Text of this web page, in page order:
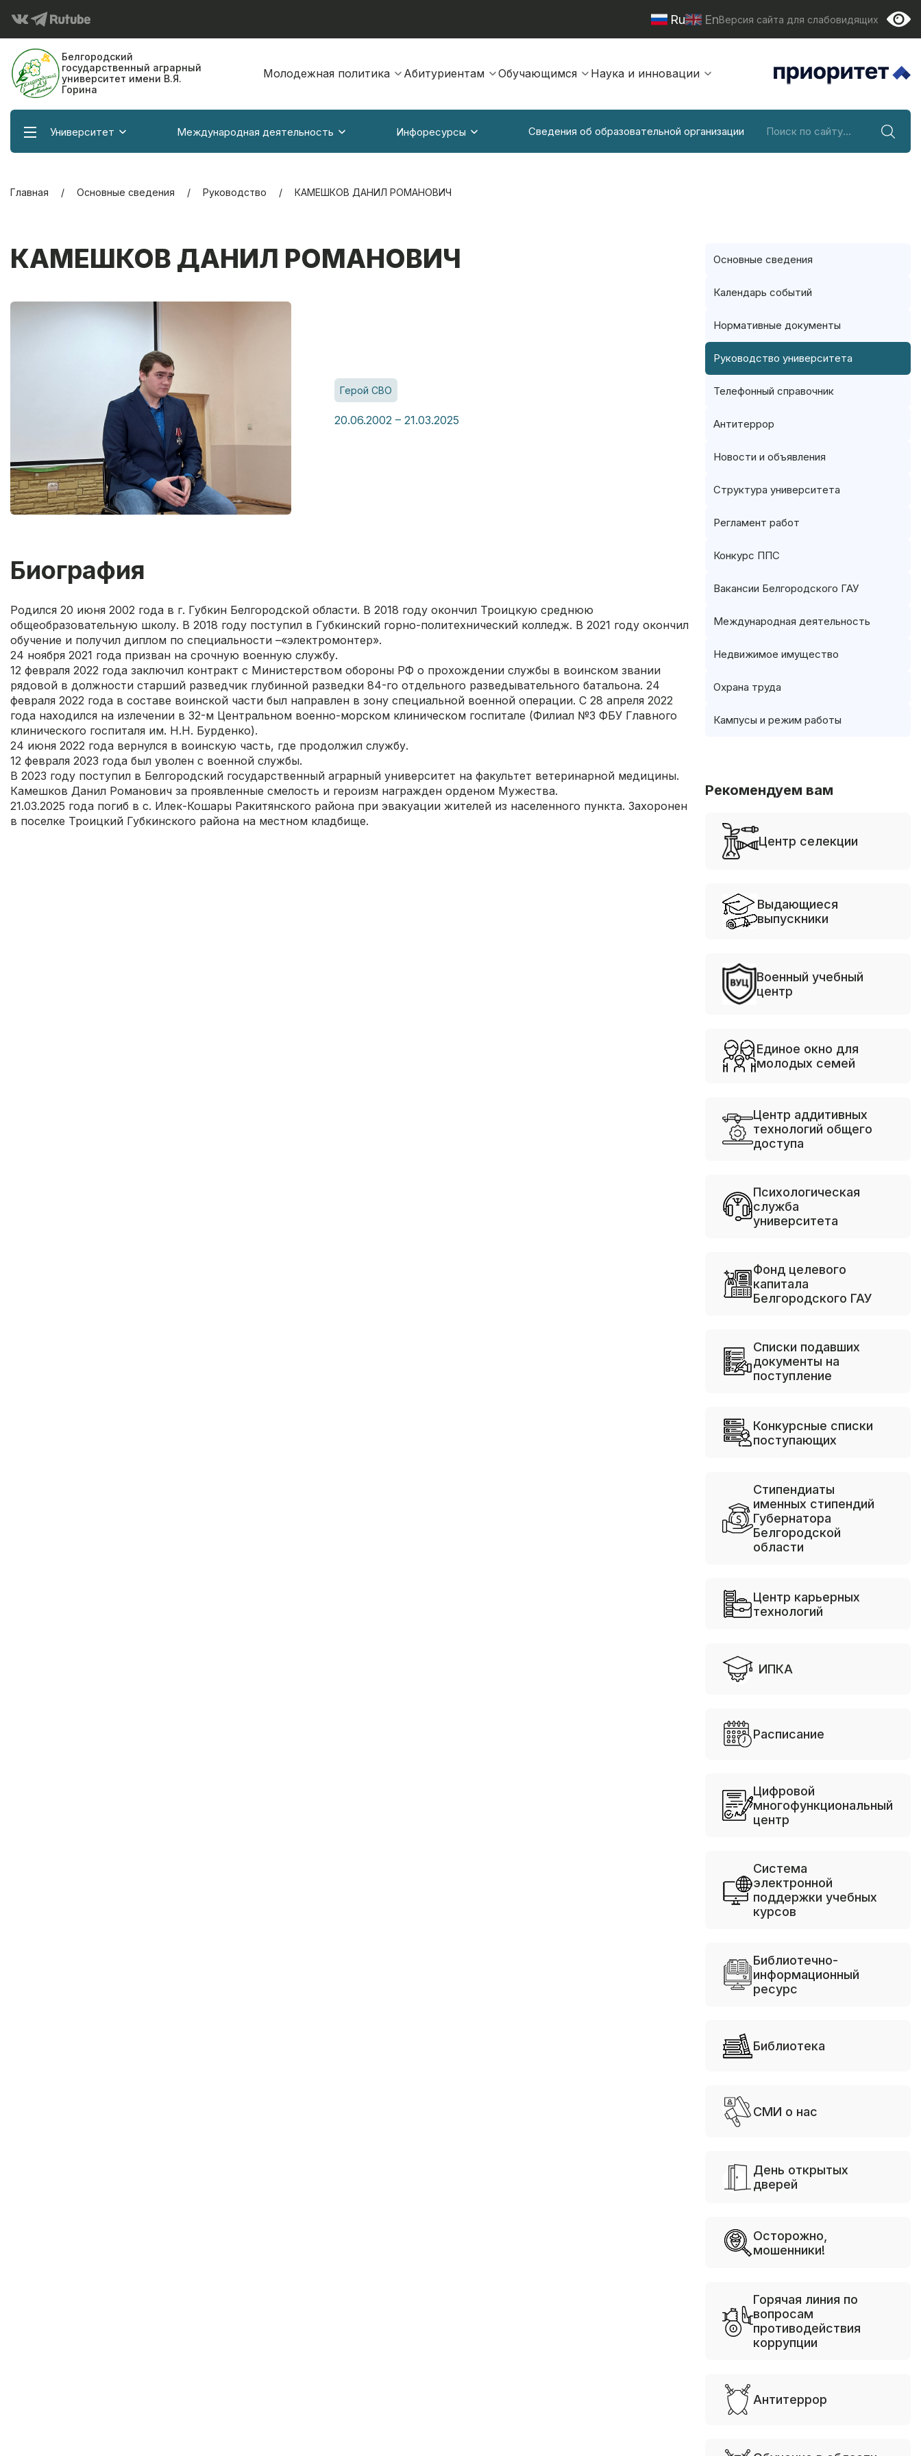
Ru EnВерсия сайта для слабовидящих
Белгородский
государственный аграрный
университет имени В.Я.
Горина
Молодежная политика Абитуриентам Обучающимся Наука и инновации
Университет Международная деятельность Инфоресурсы Сведения об образовательной организации
Главная Основные сведения Руководство КАМЕШКОВ ДАНИЛ РОМАНОВИЧ
КАМЕШКОВ ДАНИЛ РОМАНОВИЧ
Герой СВО
20.06.2002 – 21.03.2025
Биография
Родился 20 июня 2002 года в г. Губкин Белгородской области. В 2018 году окончил Троицкую среднюю
общеобразовательную школу. В 2018 году поступил в Губкинский горно-политехнический колледж. В 2021 году окончил
обучение и получил диплом по специальности –«электромонтер».
24 ноября 2021 года призван на срочную военную службу.
12 февраля 2022 года заключил контракт с Министерством обороны РФ о прохождении службы в воинском звании
рядовой в должности старший разведчик глубинной разведки 84-го отдельного разведывательного батальона. 24
февраля 2022 года в составе воинской части был направлен в зону специальной военной операции. С 28 апреля 2022
года находился на излечении в 32-м Центральном военно-морском клиническом госпитале (Филиал №3 ФБУ Главного
клинического госпиталя им. Н.Н. Бурденко).
24 июня 2022 года вернулся в воинскую часть, где продолжил службу.
12 февраля 2023 года был уволен с военной службы.
В 2023 году поступил в Белгородский государственный аграрный университет на факультет ветеринарной медицины.
Камешков Данил Романович за проявленные смелость и героизм награжден орденом Мужества.
21.03.2025 года погиб в с. Илек-Кошары Ракитянского района при эвакуации жителей из населенного пункта. Захоронен
в поселке Троицкий Губкинского района на местном кладбище.
Основные сведения
Календарь событий
Нормативные документы
Руководство университета
Телефонный справочник
Антитеррор
Новости и объявления
Структура университета
Регламент работ
Конкурс ППС
Вакансии Белгородского ГАУ
Международная деятельность
Недвижимое имущество
Охрана труда
Кампусы и режим работы
Рекомендуем вам
Центр селекции
Выдающиеся
выпускники
Военный учебный
центр
Единое окно для
молодых семей
Центр аддитивных
технологий общего
доступа
Психологическая
служба
университета
Фонд целевого
капитала
Белгородского ГАУ
Списки подавших
документы на
поступление
Конкурсные списки
поступающих
Стипендиаты
именных стипендий
Губернатора
Белгородской
области
Центр карьерных
технологий
ИПКА
Расписание
Цифровой
многофункциональный
центр
Система
электронной
поддержки учебных
курсов
Библиотечно-
информационный
ресурс
Библиотека
СМИ о нас
День открытых
дверей
Осторожно,
мошенники!
Горячая линия по
вопросам
противодействия
коррупции
Антитеррор